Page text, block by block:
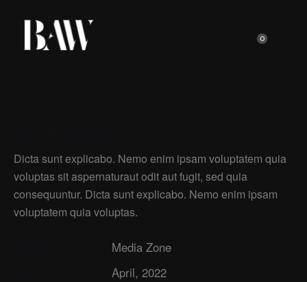
0
Dicta sunt explicabo. Nemo enim ipsam voluptatem quia
voluptas sit aspernaturaut odit aut fugit, sed quia
consequuntur. Dicta sunt explicabo. Nemo enim ipsam
voluptatem quia voluptas.
Media Zone
April, 2022